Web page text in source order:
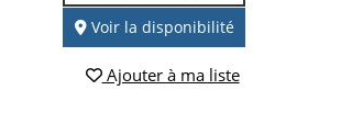
Voir la disponibilité
Ajouter à ma liste